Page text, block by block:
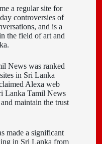
a regular site for
controversies of
and is a
the field of art and
News was ranked
in Sri Lanka
Alexa web
Lanka Tamil News
maintain the trust
made a significant
in Sri Lanka from